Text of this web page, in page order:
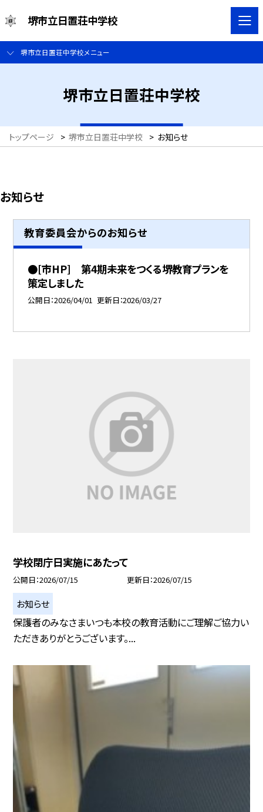
堺市立日置荘中学校
堺市立日置荘中学校メニュー
堺市立日置荘中学校
トップページ > 堺市立日置荘中学校 > お知らせ
お知らせ
教育委員会からのお知らせ
●[市HP] 第4期未来をつくる堺教育プランを
策定しました
公開日 2026/04/01 更新日 2026/03/27
学校閉庁日実施にあたって
公開日 2026/07/15 更新日 2026/07/15
お知らせ
保護者のみなさまいつも本校の教育活動にご理解ご協力い
ただきありがとうございます。...